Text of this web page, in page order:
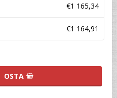
€1 165,34
€1 164,91
OSTA